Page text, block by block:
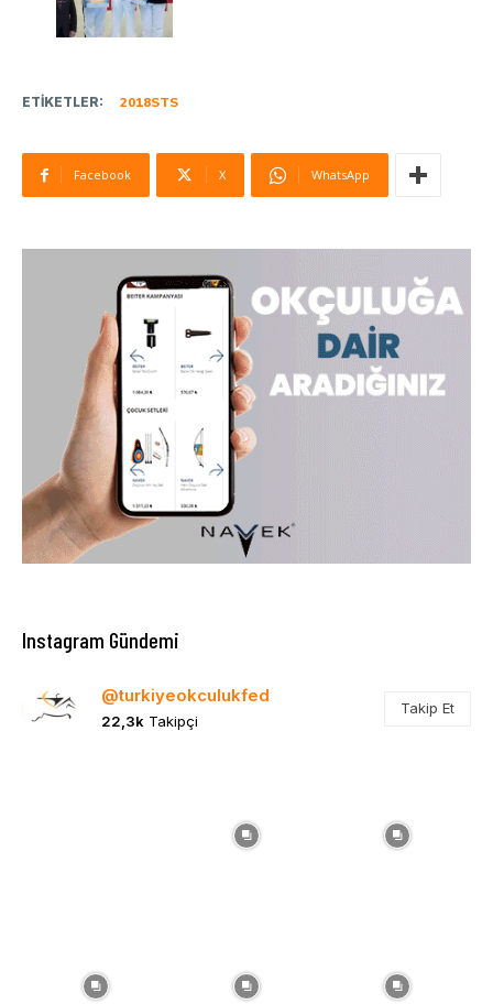
ETIKETLER: 2018STS
Facebook X WhatsApp
Instagram Gündemi
@turkiyeokculukfed
22,3k Takipçi
Takip Et